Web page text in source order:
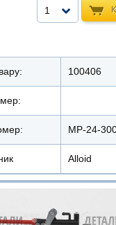
1
100406
МР-24-
Alloid